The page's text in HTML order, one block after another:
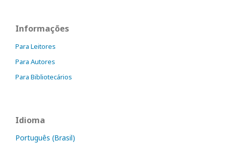
Informações
Para Leitores
Para Autores
Para Bibliotecários
Idioma
Português (Brasil)